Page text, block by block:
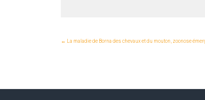
← La maladie de Borna des chevaux et du mouton, zoonose